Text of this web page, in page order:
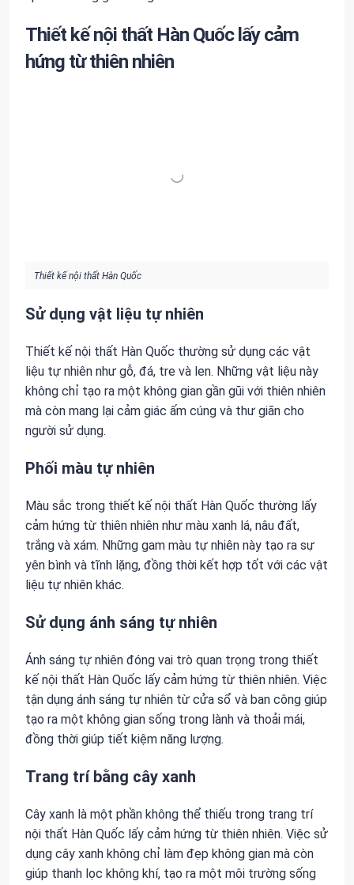
Thiết kế nội thất Hàn Quốc lấy cảm
hứng từ thiên nhiên
Thiết kế nội thất Hàn Quốc
Sử dụng vật liệu tự nhiên
Thiết kế nội thất Hàn Quốc thường sử dụng các vật
liệu tự nhiên như gỗ, đá, tre và len. Những vật liệu này
không chỉ tạo ra một không gian gần gũi với thiên nhiên
mà còn mang lại cảm giác ấm cúng và thư giãn cho
người sử dụng.
Phối màu tự nhiên
Màu sắc trong thiết kế nội thất Hàn Quốc thường lấy
cảm hứng từ thiên nhiên như màu xanh lá, nâu đất,
trắng và xám. Những gam màu tự nhiên này tạo ra sự
yên bình và tĩnh lặng, đồng thời kết hợp tốt với các vật
liệu tự nhiên khác.
Sử dụng ánh sáng tự nhiên
Ánh sáng tự nhiên đóng vai trò quan trọng trong thiết
kế nội thất Hàn Quốc lấy cảm hứng từ thiên nhiên. Việc
tận dụng ánh sáng tự nhiên từ cửa sổ và ban công giúp
tạo ra một không gian sống trong lành và thoải mái,
đồng thời giúp tiết kiệm năng lượng.
Trang trí bằng cây xanh
Cây xanh là một phần không thể thiếu trong trang trí
nội thất Hàn Quốc lấy cảm hứng từ thiên nhiên. Việc sử
dụng cây xanh không chỉ làm đẹp không gian mà còn
giúp thanh lọc không khí, tạo ra một môi trường sống